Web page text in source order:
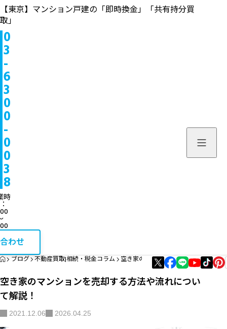
エリア資産分析
【東京】マンション戸建の「即時換金」「共有持分買
取」
0
3
-
6
3
0
0
-
0
0
3
8
時
わせ
HOME
ブログ 不動産買取|相続・税金コラム 空き家のマンションを売却する方法や
空き家のマンションを売却する方法や流れについ
て解説！
2021.12.06 2026.04.25